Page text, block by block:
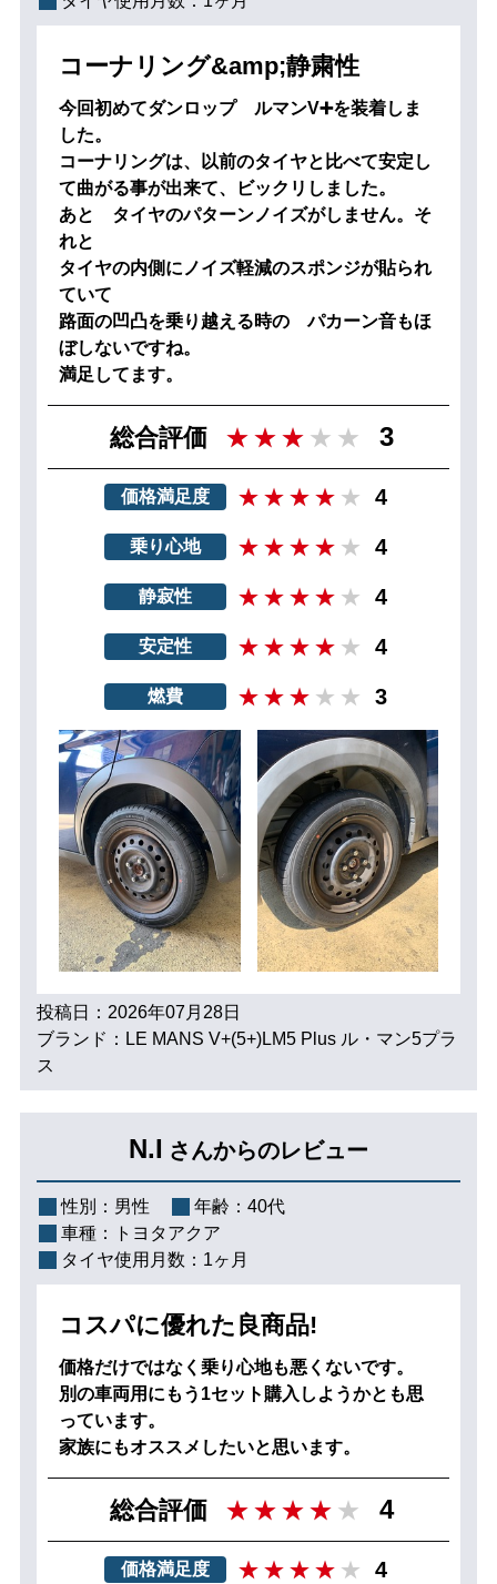
コーナリング&amp;静粛性
今回初めてダンロップ ルマンV➕を装着しま
した。
コーナリングは、以前のタイヤと比べて安定し
て曲がる事が出来て、ビックリしました。
あと タイヤのパターンノイズがしません。そ
れと
タイヤの内側にノイズ軽減のスポンジが貼られ
ていて
路面の凹凸を乗り越える時の パカーン音もほ
ぼしないですね。
満足してます。
総合評価 3
価格満足度 4
乗り心地 4
静寂性 4
安定性 4
燃費 3
投稿日：2026年07月28日
ブランド：LE MANS V+(5+)LM5 Plus ル・マン5プラ
ス
N.I さんからのレビュー
性別： 男性 年齢： 40代
車種：
トヨタアクア
タイヤ使用月数： 1ヶ月
コスパに優れた良商品!
価格だけではなく乗り心地も悪くないです。
別の車両用にもう1セット購入しようかとも思
っています。
家族にもオススメしたいと思います。
総合評価 4
価格満足度 4